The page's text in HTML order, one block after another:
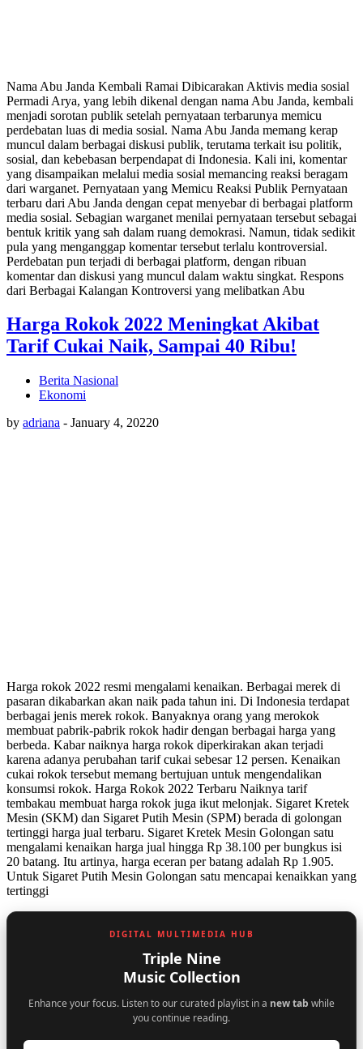
Nama Abu Janda Kembali Ramai Dibicarakan Aktivis media sosial
Permadi Arya, yang lebih dikenal dengan nama Abu Janda, kembali
menjadi sorotan publik setelah pernyataan terbarunya memicu
perdebatan luas di media sosial. Nama Abu Janda memang kerap
muncul dalam berbagai diskusi publik, terutama terkait isu politik,
sosial, dan kebebasan berpendapat di Indonesia. Kali ini, komentar
yang disampaikan melalui media sosial memancing reaksi beragam
dari warganet. Pernyataan yang Memicu Reaksi Publik Pernyataan
terbaru dari Abu Janda dengan cepat menyebar di berbagai platform
media sosial. Sebagian warganet menilai pernyataan tersebut sebagai
bentuk kritik yang sah dalam ruang demokrasi. Namun, tidak sedikit
pula yang menganggap komentar tersebut terlalu kontroversial.
Perdebatan pun terjadi di berbagai platform, dengan ribuan
komentar dan diskusi yang muncul dalam waktu singkat. Respons
dari Berbagai Kalangan Kontroversi yang melibatkan Abu
Harga Rokok 2022 Meningkat Akibat
Tarif Cukai Naik, Sampai 40 Ribu!
Berita Nasional
Ekonomi
by adriana - January 4, 20220
Harga rokok 2022 resmi mengalami kenaikan. Berbagai merek di
pasaran dikabarkan akan naik pada tahun ini. Di Indonesia terdapat
berbagai jenis merek rokok. Banyaknya orang yang merokok
membuat pabrik-pabrik rokok hadir dengan berbagai harga yang
berbeda. Kabar naiknya harga rokok diperkirakan akan terjadi
karena adanya perubahan tarif cukai sebesar 12 persen. Kenaikan
cukai rokok tersebut memang bertujuan untuk mengendalikan
konsumsi rokok. Harga Rokok 2022 Terbaru Naiknya tarif
tembakau membuat harga rokok juga ikut melonjak. Sigaret Kretek
Mesin (SKM) dan Sigaret Putih Mesin (SPM) berada di golongan
tertinggi harga jual terbaru. Sigaret Kretek Mesin Golongan satu
mengalami kenaikan harga jual hingga Rp 38.100 per bungkus isi
20 batang. Itu artinya, harga eceran per batang adalah Rp 1.905.
Untuk Sigaret Putih Mesin Golongan satu mencapai kenaikkan yang
tertinggi
DIGITAL MULTIMEDIA HUB
Triple Nine
Music Collection
Enhance your focus. Listen to our curated playlist in a new tab while
you continue reading.